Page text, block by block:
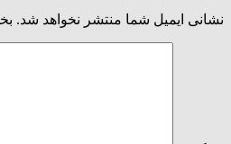
نشانی ایمیل شما منتشر نخواهد شد.